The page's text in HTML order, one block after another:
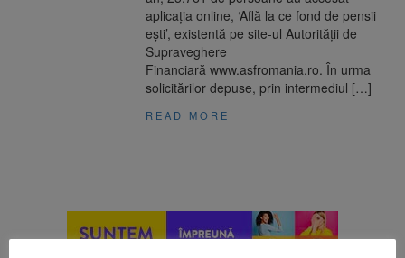
aplicaţia online, ‘Află la ce fond de pensii
eşti’, existentă pe site-ul Autorităţii de
Supraveghere
Financiară www.asfromania.ro. În urma
solicitărilor depuse, prin intermediul […]
READ MORE